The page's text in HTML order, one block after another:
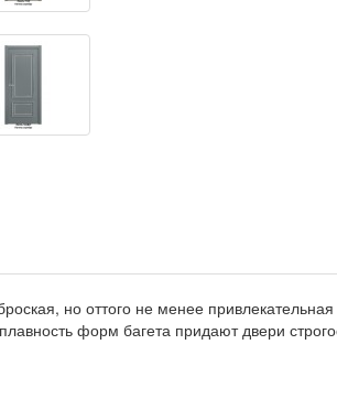
но оттого не менее
форм багета придают двери